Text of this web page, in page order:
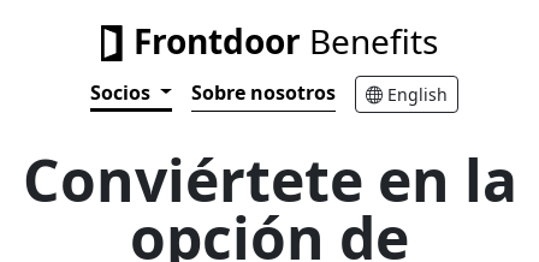
Frontdoor Benefits
Socios Sobre nosotros English
Conviértete en la
opción de